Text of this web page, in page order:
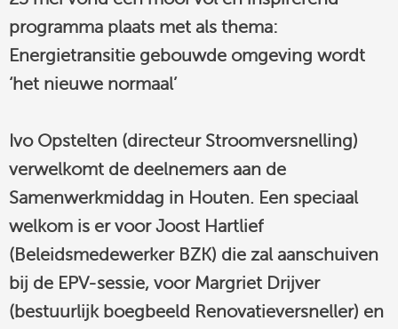
contact
Stroomversnelling
programma plaats met als thema:
Energietransitie gebouwde omgeving wordt
‘het nieuwe normaal’
Ivo Opstelten (directeur Stroomversnelling)
verwelkomt de deelnemers aan de
Samenwerkmiddag in Houten. Een speciaal
welkom is er voor Joost Hartlief
(Beleidsmedewerker BZK) die zal aanschuiven
bij de EPV-sessie, voor Margriet Drijver
(bestuurlijk boegbeeld Renovatieversneller) en